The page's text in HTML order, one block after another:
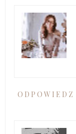
ODPOWIEDZ